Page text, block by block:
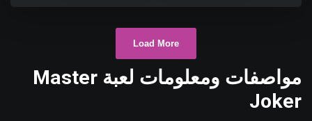
Load More
مواصفات ومعلومات لعبة Master
Joker